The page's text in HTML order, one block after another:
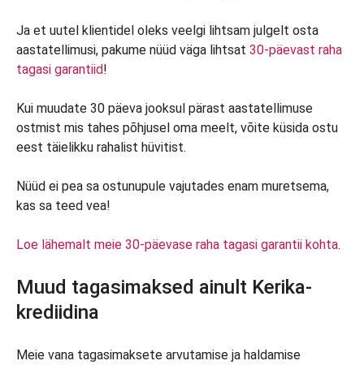
Ja et uutel klientidel oleks veelgi lihtsam julgelt osta
aastatellimusi, pakume nüüd väga lihtsat 30-päevast raha
tagasi garantiid!
Kui muudate 30 päeva jooksul pärast aastatellimuse
ostmist mis tahes põhjusel oma meelt, võite küsida ostu
eest täielikku rahalist hüvitist.
Nüüd ei pea sa ostunupule vajutades enam muretsema,
kas sa teed vea!
Loe lähemalt meie 30-päevase raha tagasi garantii kohta.
Muud tagasimaksed ainult Kerika-
krediidina
Meie vana tagasimaksete arvutamise ja haldamise